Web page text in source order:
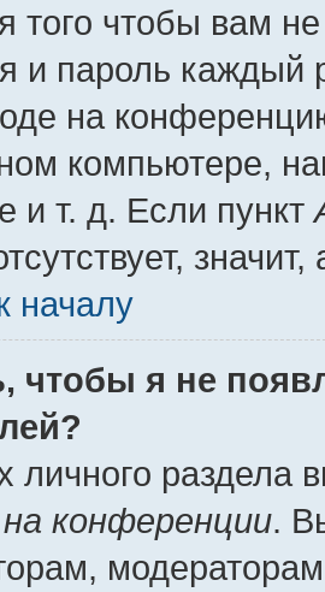
того чтобы вам
и пароль
на
компьютере,
и т. д. Если пункт
началу
чтобы я не
личного
конференции.